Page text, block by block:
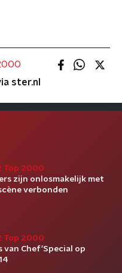
ster.nl
Top 2000
zijn onlosmakelijk met
verbonden
Top 2000
van Chef'Special op